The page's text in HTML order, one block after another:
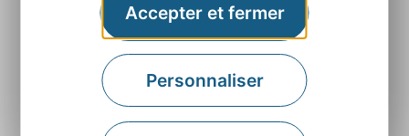
Accepter et fermer
Personnaliser